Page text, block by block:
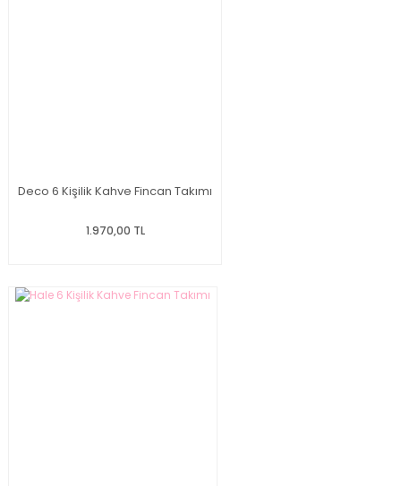
Deco 6 Kişilik Kahve Fincan Takımı
1.970,00 TL